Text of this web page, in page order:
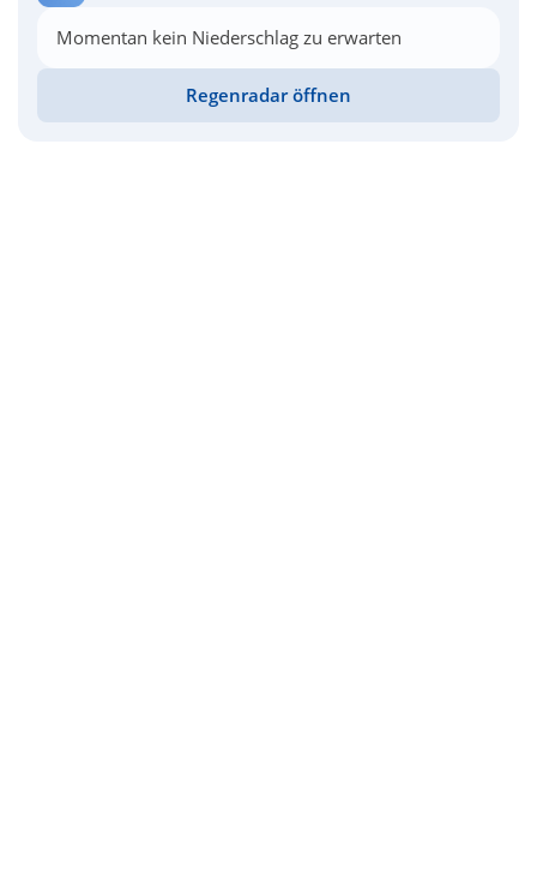
Momentan kein Niederschlag zu erwarten
Regenradar öffnen